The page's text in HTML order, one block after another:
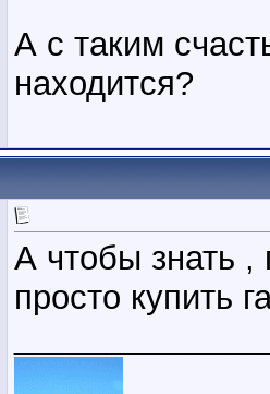
А с таким
находится?
А чтобы знать ,
просто купить